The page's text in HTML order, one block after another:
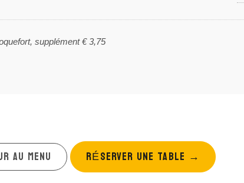
supplément € 3,75
AU MENU RÉSERVER UNE TABLE →